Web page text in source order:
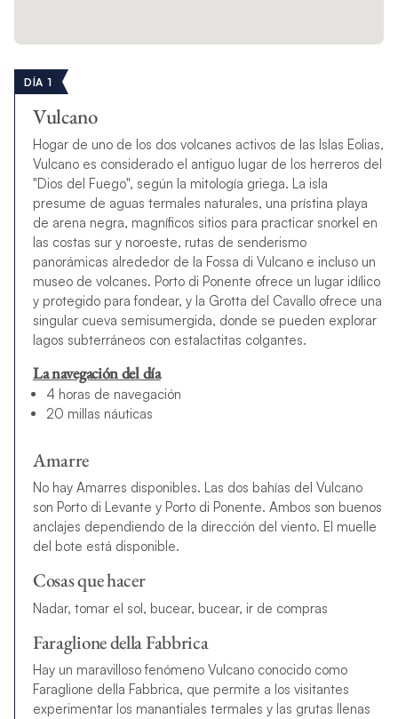
DÍA 1
Vulcano
Hogar de uno de los dos volcanes activos de las Islas Eolias,
Vulcano es considerado el antiguo lugar de los herreros del
"Dios del Fuego", según la mitología griega. La isla
presume de aguas termales naturales, una prístina playa
de arena negra, magníficos sitios para practicar snorkel en
las costas sur y noroeste, rutas de senderismo
panorámicas alrededor de la Fossa di Vulcano e incluso un
museo de volcanes. Porto di Ponente ofrece un lugar idílico
y protegido para fondear, y la Grotta del Cavallo ofrece una
singular cueva semisumergida, donde se pueden explorar
lagos subterráneos con estalactitas colgantes.
La navegación del día
4 horas de navegación
20 millas náuticas
Amarre
No hay Amarres disponibles. Las dos bahías del Vulcano
son Porto di Levante y Porto di Ponente. Ambos son buenos
anclajes dependiendo de la dirección del viento. El muelle
del bote está disponible.
Cosas que hacer
Nadar, tomar el sol, bucear, bucear, ir de compras
Faraglione della Fabbrica
Hay un maravilloso fenómeno Vulcano conocido como
Faraglione della Fabbrica, que permite a los visitantes
experimentar los manantiales termales y las grutas llenas